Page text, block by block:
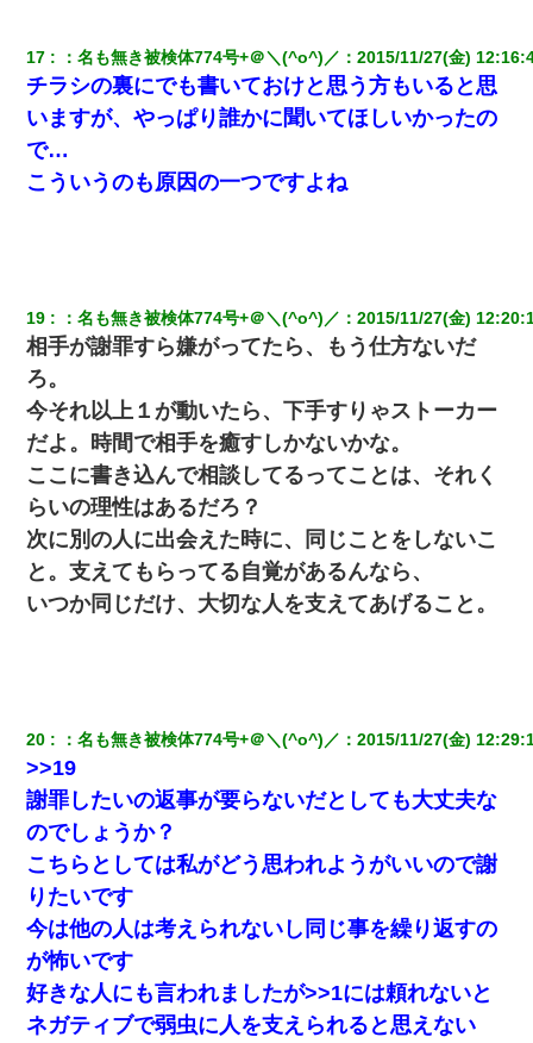
17 ：名も無き被検体774号+＠＼(^o^)／ ：2015/11/27(金)
チラシの裏にでも書いておけと思う方もいると思
いますが、やっぱり誰かに聞いてほしいかったの
で…
こういうのも原因の一つですよね
19 ：名も無き被検体774号+＠＼(^o^)／ ：2015/11/27(金)
相手が謝罪すら嫌がってたら、もう仕方ないだ
ろ。
今それ以上１が動いたら、下手すりゃストーカー
だよ。時間で相手を癒すしかないかな。
ここに書き込んで相談してるってことは、それく
らいの理性はあるだろ？
次に別の人に出会えた時に、同じことをしないこ
と。支えてもらってる自覚があるんなら、
いつか同じだけ、大切な人を支えてあげること。
20 ：名も無き被検体774号+＠＼(^o^)／ ：2015/11/27(金)
>>19
謝罪したいの返事が要らないだとしても大丈夫な
のでしょうか？
こちらとしては私がどう思われようがいいので謝
りたいです
今は他の人は考えられないし同じ事を繰り返すの
が怖いです
好きな人にも言われましたが>>1には頼れないと
ネガティブで弱虫に人を支えられると思えない